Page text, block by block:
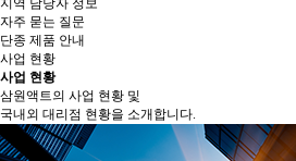
지역 담당자 정보
자주 묻는 질문
단종 제품 안내
사업 현황
사업 현황
삼원액트의 사업 현황 및
국내외 대리점 현황을 소개합니다.